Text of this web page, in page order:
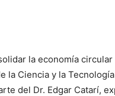
la economía
la Ciencia y la
del Dr. Edgar Catarí,